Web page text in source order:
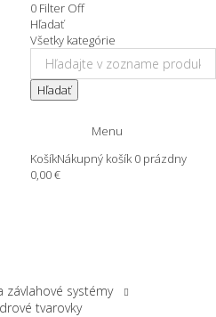
0 Filter Off
Hľadať
Všetky kategórie
Hľadať
Menu
KošíkNákupný košík 0 prázdny
0,00 €
závlahové systémy
tvarovky